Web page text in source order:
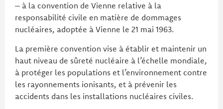
– à la convention de Vienne relative à la
responsabilité civile en matière de dommages
nucléaires, adoptée à Vienne le 21 mai 1963.
La première convention vise à établir et maintenir un
haut niveau de sûreté nucléaire à l’échelle mondiale,
à protéger les populations et l’environnement contre
les rayonnements ionisants, et à prévenir les
accidents dans les installations nucléaires civiles.